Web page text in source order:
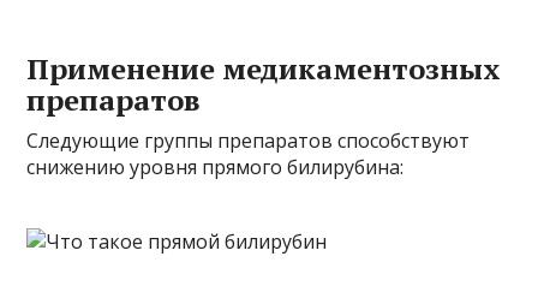
Применение медикаментозных
препаратов
Следующие группы препаратов способствуют
снижению уровня прямого билирубина: